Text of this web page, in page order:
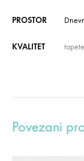
PROSTOR
KVALITET
Povezani